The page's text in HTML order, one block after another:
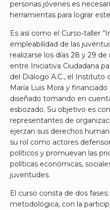
personas jóvenes es
herramientas para lograr
Es así como el Curso-taller
empleabilidad de las
realizarse los días 28 y 29
entre Iniciativa Ciudadana
del Diálogo A.C., el Instituto
María Luis Mora y
diseñado tomando en
esbozado. Su objetivo es
representantes de
ejerzan sus derechos
su rol como actores
políticos y promuevan las
políticas económicas,
juventudes.
El curso consta de dos
metodológica, con la